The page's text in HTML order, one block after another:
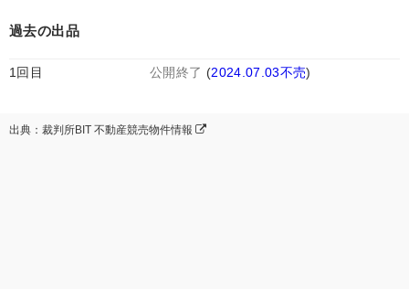
過去の出品
1回目 公開終了 (2024.07.03不売)
出典：裁判所BIT 不動産競売物件情報